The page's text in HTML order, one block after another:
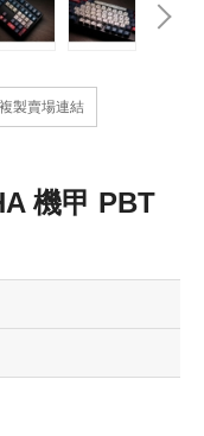
複製賣場連結
機甲 PBT